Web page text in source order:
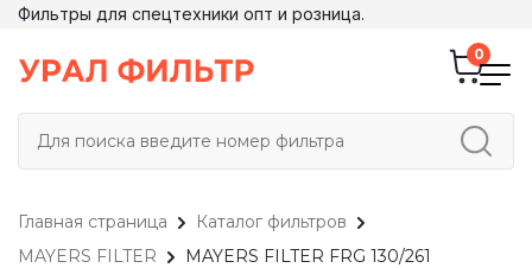
Фильтры для спецтехники опт и розница.
Главная страница
Каталог фильтров
MAYERS FILTER
MAYERS FILTER FRG 130/261